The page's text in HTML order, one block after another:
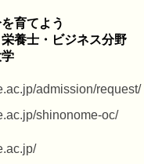
育てよう
養士・ビジネス分野
admission/request/
shinonome-oc/